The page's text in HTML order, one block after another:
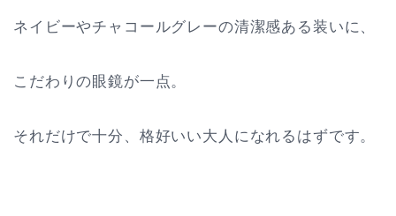
ネイビーやチャコールグレーの清潔感ある装いに、
こだわりの眼鏡が一点。
それだけで十分、格好いい大人になれるはずです。